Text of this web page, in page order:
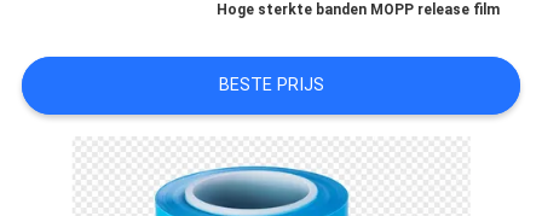
ONS
Hoge sterkte banden MOPP release film
BESTE PRIJS